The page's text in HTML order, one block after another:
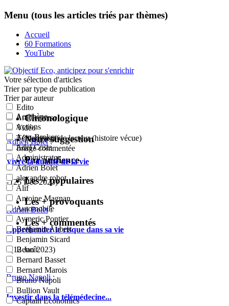
Menu (tous les articles triés par thèmes)
Accueil
60 Formations
YouTube
Votre sélection d'articles
Trier par type de publication
Edito
Article perso
Vidéo
Témoignage de lecteur (histoire vécue)
Image commentée
Trier par auteur
Acrithène
Actions
Actu-Brokers
Adel Costa
Administrator
Adrien Bolet
alexandre robot
Alif
Antoine Magnan
Automobile
Aymeric Pontier
Benjamin Aubert
Benjamin Sicard
Benoît
Bernard Basset
Bernard Marois
Bruno Napoli
Bullion Vault
Captain Economics
Chronologique
Notre suggestion
Par audience
Les + populaires
Les + provoquants
Les + commentés
Adrien Bolet:
Vivre la dualité de la vie
- (25 Déc 2023)
Adrien Bolet:
Appréhender le risque dans sa vie
- (12 Jan 2023)
Bruno Napoli:
Investir dans la télémédecine...